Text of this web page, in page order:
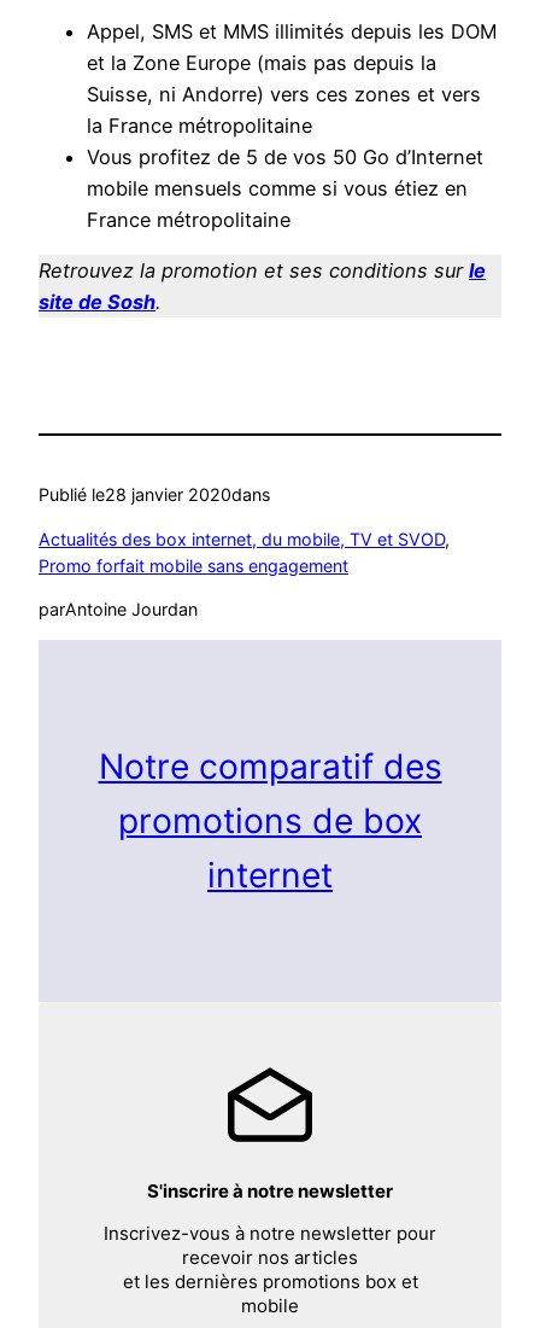
Appel, SMS et MMS illimités depuis les DOM
et la Zone Europe (mais pas depuis la
Suisse, ni Andorre) vers ces zones et vers
la France métropolitaine
Vous profitez de 5 de vos 50 Go d’Internet
mobile mensuels comme si vous étiez en
France métropolitaine
Retrouvez la promotion et ses conditions sur le
site de Sosh.
Publié le28 janvier 2020dans
Actualités des box internet, du mobile, TV et SVOD
Promo forfait mobile sans engagement
parAntoine Jourdan
Notre comparatif des
promotions de box
internet
S'inscrire à notre newsletter
Inscrivez-vous à notre newsletter pour
recevoir nos articles
et les dernières promotions box et
mobile